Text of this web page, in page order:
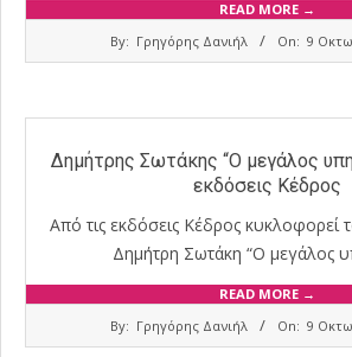
READ MORE →
By: Γρηγόρης Δανιήλ On: 9
Δημήτρης Σωτάκης “Ο μεγάλος
εκδόσεις Κέδρος
Από τις εκδόσεις Κέδρος κυκλοφορεί
Δημήτρη Σωτάκη “Ο μεγάλος
READ MORE →
By: Γρηγόρης Δανιήλ On: 9